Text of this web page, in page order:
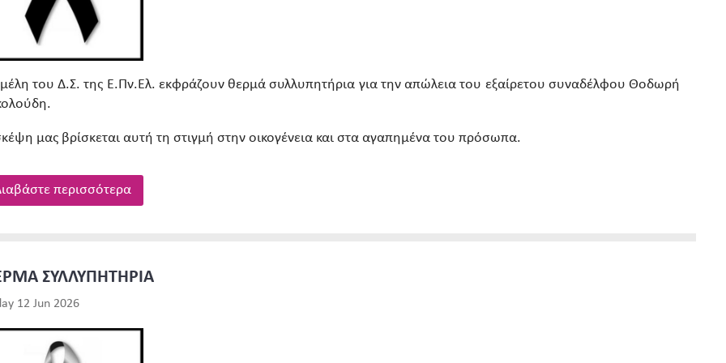
του Δ.Σ. της Ε.Πν.Ελ. εκφράζουν θερμά συλλυπητήρια για την απώλεια του εξαίρετου συναδέλφου Θοδωρή
μας βρίσκεται αυτή τη στιγμή στην οικογένεια και στα αγαπημένα του πρόσωπα.
περισσότερα
ΣΥΛΛΥΠΗΤΗΡΙΑ
12 Jun 2026